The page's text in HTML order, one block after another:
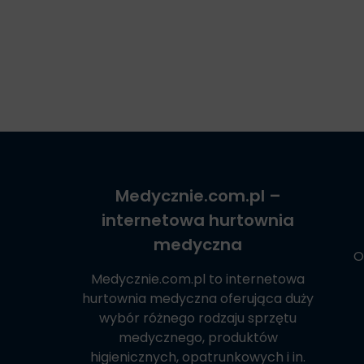
Medycznie.com.pl –
internetowa hurtownia
medyczna
Medycznie.com.pl to internetowa
hurtownia medyczna oferująca duży
wybór różnego rodzaju sprzętu
medycznego, produktów
higienicznych, opatrunkowych i in.